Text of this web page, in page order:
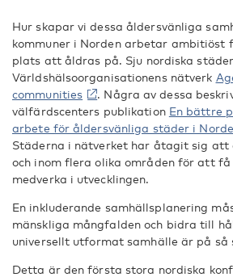
Hur skapar vi dessa åldersvänliga
kommuner i Norden arbetar
plats att åldras på. Sju nordiska
Världshälsoorganisationens nätverk
communities
. Några av dessa
välfärdscenters publikation En bättre
arbete för åldersvänliga städer i
Städerna i nätverket har åtagit sig
och inom flera olika områden för att
medverka i utvecklingen.
En inkluderande samhällsplanering
mänskliga mångfalden och bidra till
universellt utformat samhälle är på så
Detta är den första stora nordiska